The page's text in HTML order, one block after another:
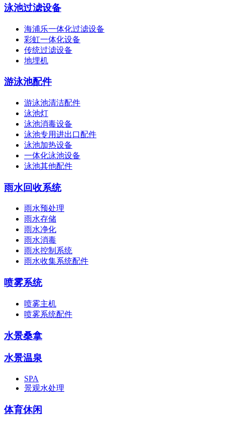
泳池过滤设备
海浦乐一体化过滤设备
彩虹一体化设备
传统过滤设备
地埋机
游泳池配件
游泳池清洁配件
泳池灯
泳池消毒设备
泳池专用进出口配件
泳池加热设备
一体化泳池设备
泳池其他配件
雨水回收系统
雨水预处理
雨水存储
雨水净化
雨水消毒
雨水控制系统
雨水收集系统配件
喷雾系统
喷雾主机
喷雾系统配件
水景桑拿
水景温泉
SPA
景观水处理
体育休闲